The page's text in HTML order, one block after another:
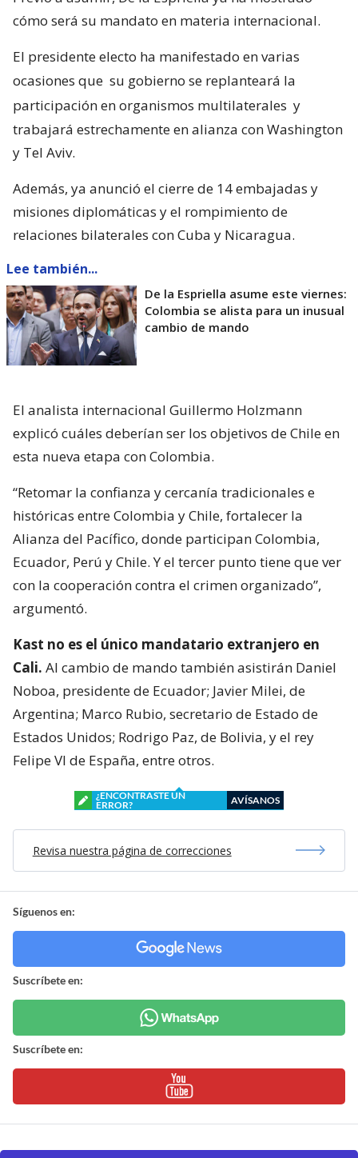
cómo será su mandato en materia internacional.
El presidente electo ha manifestado en varias
ocasiones que su gobierno se replanteará la
participación en organismos multilaterales y
trabajará estrechamente en alianza con Washington
y Tel Aviv.
Además, ya anunció el cierre de 14 embajadas y
misiones diplomáticas y el rompimiento de
relaciones bilaterales con Cuba y Nicaragua.
Lee también...
De la Espriella asume este viernes:
Colombia se alista para un inusual
cambio de mando
El analista internacional Guillermo Holzmann
explicó cuáles deberían ser los objetivos de Chile en
esta nueva etapa con Colombia.
“Retomar la confianza y cercanía tradicionales e
históricas entre Colombia y Chile, fortalecer la
Alianza del Pacífico, donde participan Colombia,
Ecuador, Perú y Chile. Y el tercer punto tiene que ver
con la cooperación contra el crimen organizado”,
argumentó.
Kast no es el único mandatario extranjero en
Cali. Al cambio de mando también asistirán Daniel
Noboa, presidente de Ecuador; Javier Milei, de
Argentina; Marco Rubio, secretario de Estado de
Estados Unidos; Rodrigo Paz, de Bolivia, y el rey
Felipe VI de España, entre otros.
¿ENCONTRASTE UN
ERROR?
AVÍSANOS
Revisa nuestra página de correcciones
Síguenos en:
Suscríbete en:
Suscríbete en: